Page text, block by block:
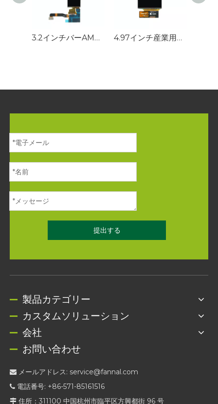
3.2インチバーAMOLEDディスプレイ262x928 MIPIインターフェイスOLED画面 4.97インチ産業用AMOLEDディスプレイ
提出する
製品カテゴリー
カスタムソリューション
会社
お問い合わせ
 メールアドレス: service@fannal.com
 電話番号: +86-571-85161516
 住所：311100 中国杭州市臨平区方興都街 96 号